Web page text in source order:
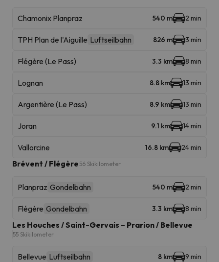
Chamonix Planpraz 540 m 2 min
TPH Plan de l'Aiguille Luftseilbahn 826 m 3 min
Flégère (Le Pass) 3.3 km 8 min
Lognan 8.8 km 13 min
Argentière (Le Pass) 8.9 km 13 min
Joran 9.1 km 14 min
Vallorcine 16.8 km 24 min
Brévent / Flégère 56 Skikilometer
Planpraz Gondelbahn 540 m 2 min
Flégère Gondelbahn 3.3 km 8 min
Les Houches / Saint-Gervais – Prarion / Bellevue
55 Skikilometer
Bellevue Luftseilbahn 8 km 9 min